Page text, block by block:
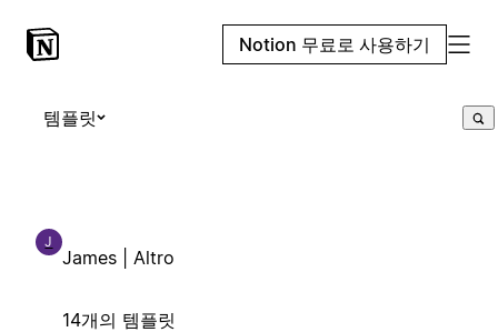
Notion 무료로 사용하기
템플릿
J
James | Altro
14개의 템플릿